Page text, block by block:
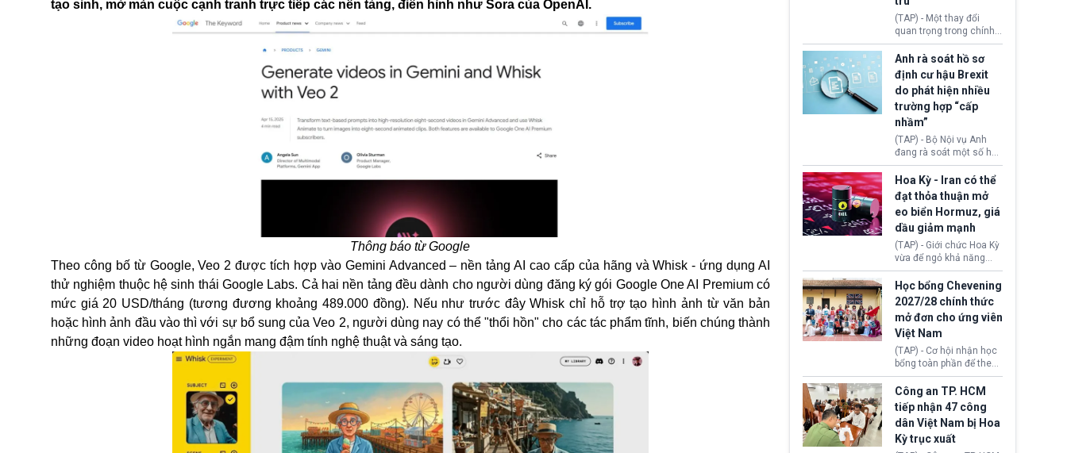
tạo sinh, mở màn cuộc cạnh tranh trực tiếp các nền tảng, điển hình như Sora của OpenAI.
Thông báo từ Google
Theo công bố từ Google, Veo 2 được tích hợp vào Gemini Advanced – nền tảng AI cao cấp của hãng và Whisk - ứng dụng AI
thử nghiệm thuộc hệ sinh thái Google Labs. Cả hai nền tảng đều dành cho người dùng đăng ký gói Google One AI Premium có
mức giá 20 USD/tháng (tương đương khoảng 489.000 đồng). Nếu như trước đây Whisk chỉ hỗ trợ tạo hình ảnh từ văn bản
hoặc hình ảnh đầu vào thì với sự bổ sung của Veo 2, người dùng nay có thể "thổi hồn" cho các tác phẩm tĩnh, biến chúng thành
những đoạn video hoạt hình ngắn mang đậm tính nghệ thuật và sáng tạo.
(TAP) - Một thay đổi
quan trọng trong chính
sách nhập cư của New
Zealand đang mở ra
thêm cơ hội cho nhiều
người muốn định cư. Từ
nay, người mắc viêm
gan B hoặc viêm gan C
sẽ không còn bị mặc
định không đáp ứng tiêu
chuẩn sức khỏe chỉ vì
chi phí điều trị khi nộp hồ
Anh rà soát hồ sơ
định cư hậu Brexit
do phát hiện nhiều
trường hợp “cấp
nhầm”
(TAP) - Bộ Nội vụ Anh
đang rà soát một số hồ
sơ thuộc Chương trình
Định cư EU (EU
Settlement Scheme -
EUSS) sau khi xác định
có trường hợp được cấp
quy chế cư trú hậu
Brexit “do nhầm lẫn”.
Động thái này làm dấy
lên lo ngại về việc thực
thi Thỏa thuận Rút khỏi
Liên minh châu Âu
(Withdrawal
Agreement).
Hoa Kỳ - Iran có thể
đạt thỏa thuận mở
eo biển Hormuz, giá
dầu giảm mạnh
(TAP) - Giới chức Hoa Kỳ
vừa để ngỏ khả năng
sớm đạt thỏa thuận với
Iran nhằm mở lại eo biển
Hormuz, mở đường cho
việc khôi phục hoạt
động hàng hải. Những
tín hiệu ngoại giao tích
cực này lập tức tác động
đến thị trường năng
lượng, kéo giá dầu thế
giới lùi sâu xuống dưới
mức 80 USD/thùng.
Học bổng Chevening
2027/28 chính thức
mở đơn cho ứng viên
Việt Nam
(TAP) - Cơ hội nhận học
bổng toàn phần để theo
học chương trình thạc sĩ
tại Vương quốc Anh đã
chính thức quay trở lại.
Học bổng Chevening
2027/28 của Chính phủ
Anh vừa mở cổng ứng
Công an TP. HCM
tiếp nhận 47 công
dân Việt Nam bị Hoa
Kỳ trục xuất